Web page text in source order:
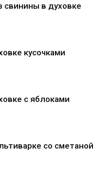
свинины в духовке
кусочками
с яблоками
со сметаной